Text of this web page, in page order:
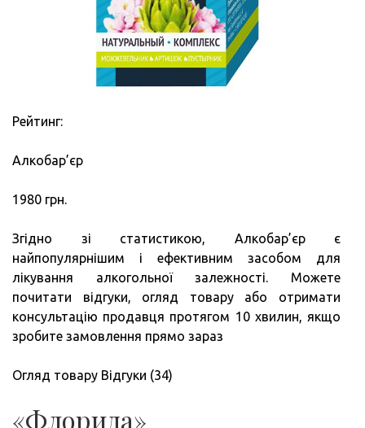
Рейтинг:
Алкобар’єр
1980 грн.
Згідно зі статистикою, Алкобар’єр є
найпопулярнішим і ефективним засобом для
лікування алкогольної залежності. Можете
почитати відгуки, огляд товару або отримати
консультацію продавця протягом 10 хвилин, якщо
зробите замовлення прямо зараз
Огляд товару Відгуки (34)
«Флорида»